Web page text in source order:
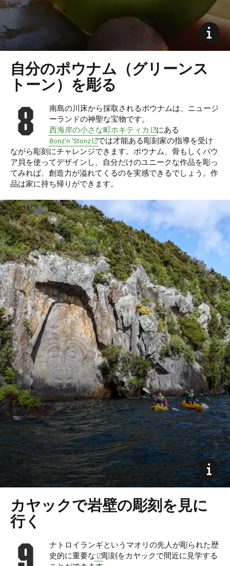
自分のポウナム（グリーンス
トーン）を彫る
南島の川床から採取されるポウナムは、ニュージ
ーランドの神聖な宝物です。
西海岸の小さな町ホキティカ (opens in new window)
にある
Bonz'n 'Stonz(opens in new window)
では才能ある彫刻家の指導を受け
ながら彫刻にチャレンジできます。ポウナム、骨もしくパウ
ア貝を使ってデザインし、自分だけのユニークな作品を彫っ
てみれば、創造力が溢れてくるのを実感できるでしょう。作
品は家に持ち帰りができます。
カヤックで岩壁の彫刻を見に
行く
ナトロイランギというマオリの先人が彫られた歴
史的に重要な (opens in new window)
彫刻をカヤックで間近に見学する